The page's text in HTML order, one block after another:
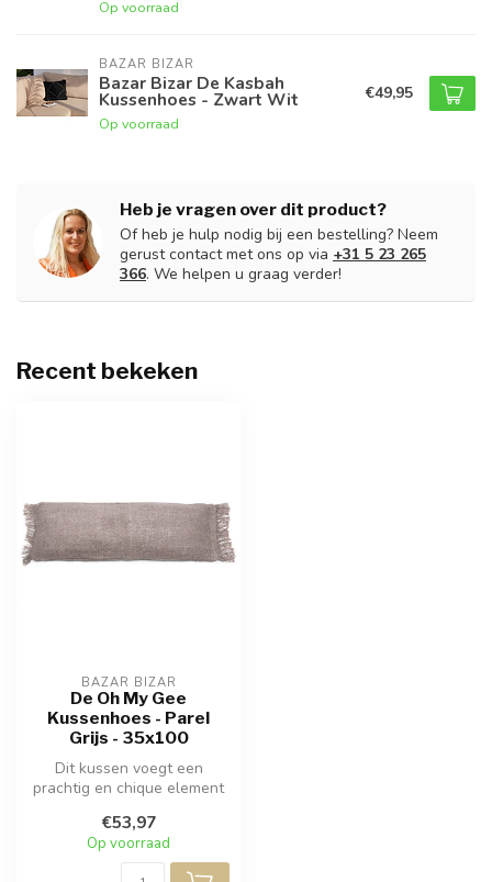
Op voorraad
BAZAR BIZAR
Bazar Bizar De Kasbah
Kussenhoes - Zwart Wit
Op voorraad
€49,95
Heb je vragen over dit product?
Of heb je hulp nodig bij een bestelling? Neem
gerust contact met ons op via +31 5 23 265
366. We helpen u graag verder!
Recent bekeken
BAZAR BIZAR
De Oh My Gee
Kussenhoes - Parel
Grijs - 35x100
Dit kussen voegt een
prachtig en chique element
zachte in...
€53,97
Op voorraad